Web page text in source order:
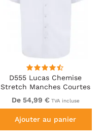
D555 Lucas Chemise
Stretch Manches Courtes
Anti-Taches Sans
Repassage Blanche
De 54,99 € TVA incluse
Ajouter au panier